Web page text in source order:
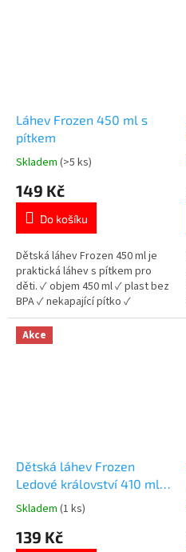
Láhev Frozen 450 ml s
pítkem
Průměrné
produktu
5,0
5
hvězdiček.
Skladem (>5 ks)
149 Kč
Do košíku
Dětská láhev Frozen 450 ml je
praktická láhev s pítkem pro
děti. ✓ objem 450 ml ✓ plast bez
BPA ✓ nekapající pítko ✓
licencovaný motiv Frozen 👉
Více produktů Frozen
Akce
Dětská láhev Frozen
Ledové království 410 ml s
pítkem
Průměrné
produktu
Skladem (1 ks)
139 Kč